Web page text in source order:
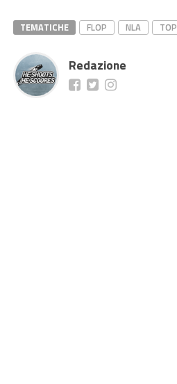
TEMATICHE FLOP NLA TOP
Redazione